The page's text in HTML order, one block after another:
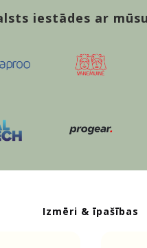
iestādes ar
Izmēri & īpašības